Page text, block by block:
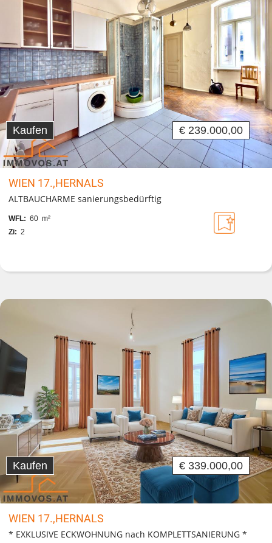
Kaufen € 239.000,00
WIEN 17.,HERNALS
ALTBAUCHARME sanierungsbedürftig
WFL: 60 m²
Zi: 2
Kaufen € 339.000,00
WIEN 17.,HERNALS
* EXKLUSIVE ECKWOHNUNG nach KOMPLETTSANIERUNG *